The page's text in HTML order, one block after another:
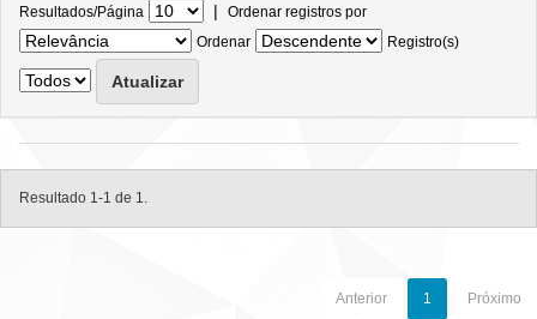
Resultados/Página | Ordenar registros por
Ordenar
Registro(s)
Resultado 1-1 de 1.
Anterior 1 Próximo